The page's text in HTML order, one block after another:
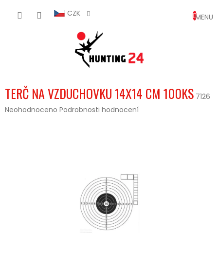
CZK
KOŠÍK
TERČ NA VZDUCHOVKU 14X14 CM 100KS 7126
Průměrné
Neohodnoceno Podrobnosti hodnocení